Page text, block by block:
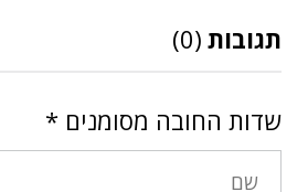
תגובות (0)
שדות החובה מסומנים *